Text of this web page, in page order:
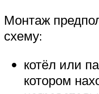
Монтаж
схему:
котёл или
котором